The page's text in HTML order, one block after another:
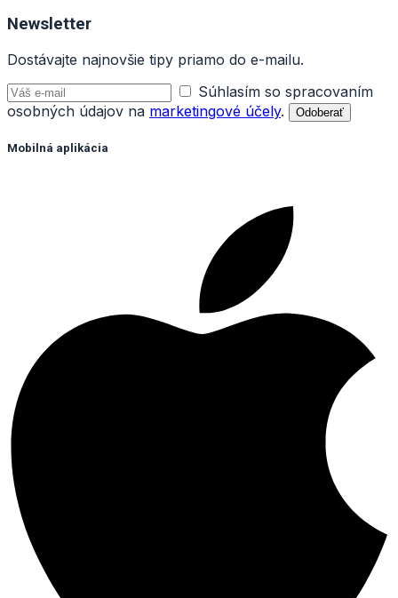
Newsletter
Dostávajte najnovšie tipy priamo do e-mailu.
Súhlasím so spracovaním
osobných údajov na marketingové účely. Odoberať
Mobilná aplikácia